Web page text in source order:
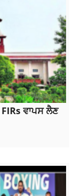
ਵਾਪਸ ਲੈਣ